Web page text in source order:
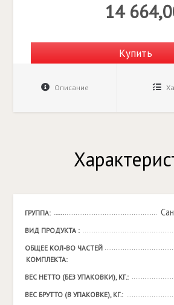
14
Купить
Описание
ГРУППА:
ВИД ПРОДУКТА :
ОБЩЕЕ КОЛ-ВО ЧАСТЕЙ
КОМПЛЕКТА:
ВЕС НЕТТО (БЕЗ УПАКОВКИ), КГ.:
ВЕС БРУТТО (В УПАКОВКЕ), КГ.: